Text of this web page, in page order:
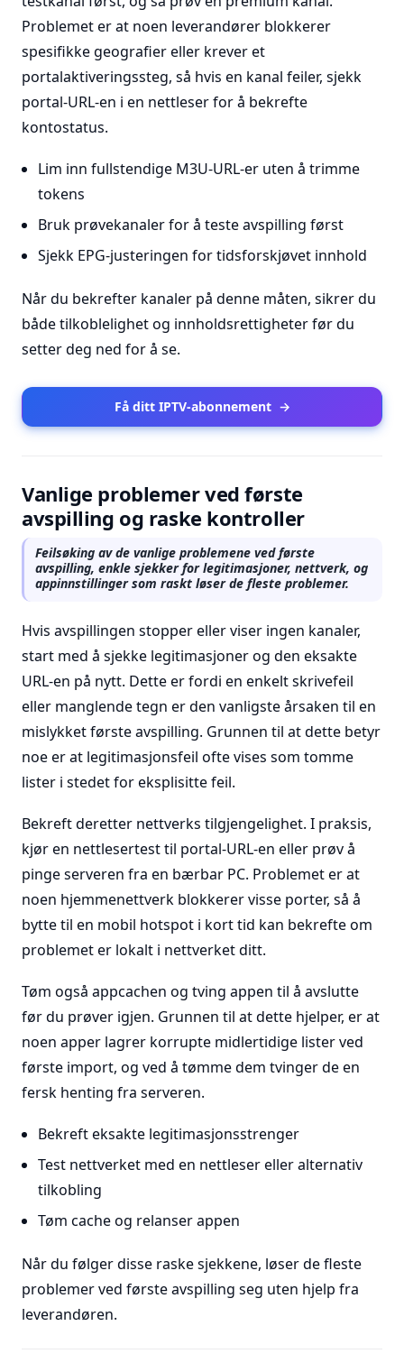
Problemet er at noen leverandører blokkerer
spesifikke geografier eller krever et
portalaktiveringssteg, så hvis en kanal feiler, sjekk
portal-URL-en i en nettleser for å bekrefte
kontostatus.
Lim inn fullstendige M3U-URL-er uten å trimme
tokens
Bruk prøvekanaler for å teste avspilling først
Sjekk EPG-justeringen for tidsforskjøvet innhold
Når du bekrefter kanaler på denne måten, sikrer du
både tilkoblelighet og innholdsrettigheter før du
setter deg ned for å se.
Få ditt IPTV-abonnement →
Vanlige problemer ved første
avspilling og raske kontroller
Feilsøking av de vanlige problemene ved første
avspilling, enkle sjekker for legitimasjoner, nettverk, og
appinnstillinger som raskt løser de fleste problemer.
Hvis avspillingen stopper eller viser ingen kanaler,
start med å sjekke legitimasjoner og den eksakte
URL-en på nytt. Dette er fordi en enkelt skrivefeil
eller manglende tegn er den vanligste årsaken til en
mislykket første avspilling. Grunnen til at dette betyr
noe er at legitimasjonsfeil ofte vises som tomme
lister i stedet for eksplisitte feil.
Bekreft deretter nettverks tilgjengelighet. I praksis,
kjør en nettlesertest til portal-URL-en eller prøv å
pinge serveren fra en bærbar PC. Problemet er at
noen hjemmenettverk blokkerer visse porter, så å
bytte til en mobil hotspot i kort tid kan bekrefte om
problemet er lokalt i nettverket ditt.
Tøm også appcachen og tving appen til å avslutte
før du prøver igjen. Grunnen til at dette hjelper, er at
noen apper lagrer korrupte midlertidige lister ved
første import, og ved å tømme dem tvinger de en
fersk henting fra serveren.
Bekreft eksakte legitimasjonsstrenger
Test nettverket med en nettleser eller alternativ
tilkobling
Tøm cache og relanser appen
Når du følger disse raske sjekkene, løser de fleste
problemer ved første avspilling seg uten hjelp fra
leverandøren.